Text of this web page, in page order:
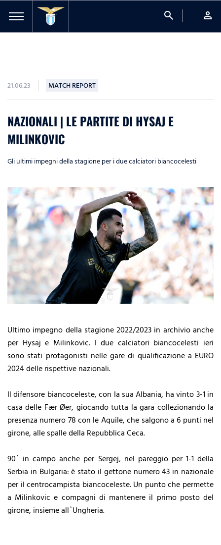
search person
21.06.23 MATCH REPORT
NAZIONALI | LE PARTITE DI HYSAJ E
MILINKOVIC
Gli ultimi impegni della stagione per i due calciatori biancocelesti
Ultimo impegno della stagione 2022/2023 in archivio anche
per Hysaj e Milinkovic. I due calciatori biancocelesti ieri
sono stati protagonisti nelle gare di qualificazione a EURO
2024 delle rispettive nazionali.
Il difensore biancoceleste, con la sua Albania, ha vinto 3-1 in
casa delle Fær Øer, giocando tutta la gara collezionando la
presenza numero 78 con le Aquile, che salgono a 6 punti nel
girone, alle spalle della Repubblica Ceca.
90` in campo anche per Sergej, nel pareggio per 1-1 della
Serbia in Bulgaria: è stato il gettone numero 43 in nazionale
per il centrocampista biancoceleste. Un punto che permette
a Milinkovic e compagni di mantenere il primo posto del
girone, insieme all`Ungheria.